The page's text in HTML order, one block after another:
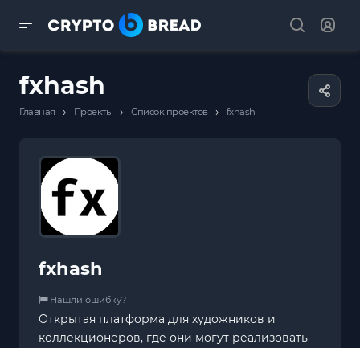
fxhash
Главная › Проекты › Список проектов › fxhash
fxhash
Нашли ошибку?
Открытая платформа для художников и
коллекционеров, где они могут реализовать